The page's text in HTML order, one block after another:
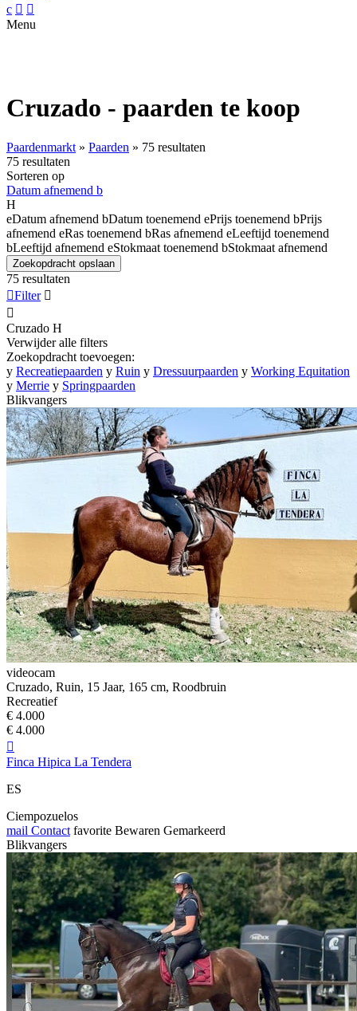
c  
Menu
Cruzado - paarden te koop
Paardenmarkt » Paarden » 75 resultaten
75 resultaten
Sorteren op
Datum afnemend b
H
eDatum afnemend bDatum toenemend ePrijs toenemend bPrijs
afnemend eRas toenemend bRas afnemend eLeeftijd toenemend
bLeeftijd afnemend eStokmaat toenemend bStokmaat afnemend
Zoekopdracht opslaan
75 resultaten
Filter 

Cruzado H
Verwijder alle filters
Zoekopdracht toevoegen:
y Recreatiepaarden y Ruin y Dressuurpaarden y Working Equitation
y Merrie y Springpaarden
Blikvangers
videocam
Cruzado, Ruin, 15 Jaar, 165 cm, Roodbruin
Recreatief
€ 4.000
€ 4.000

Finca Hipica La Tendera
ES
Ciempozuelos
mail Contact favorite Bewaren Gemarkeerd
Blikvangers